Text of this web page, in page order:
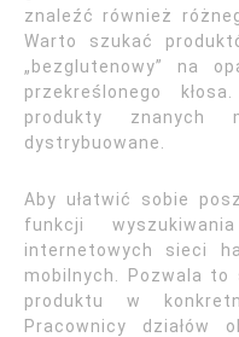
znaleźć również
Warto szukać
„bezglutenowy” na
przekreślonego
produkty znanych
dystrybuowane.
Aby ułatwić sobie
funkcji
internetowych sieci
mobilnych. Pozwala to
produktu w
Pracownicy działów